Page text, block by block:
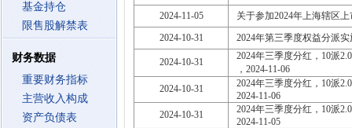
基金持仓
限售股解禁表
财务数据
重要财务指标
主营收入构成
资产负债表
2024-11-05
关于参加2024年上海辖区
2024-10-31
2024年第三季度权益分派
2024-10-31
2024年三季度分红，10派
，2024-11-06
2024-10-31
2024年三季度分红，10派
2024-11-06
2024-10-31
2024年三季度分红，10派
2024-11-05